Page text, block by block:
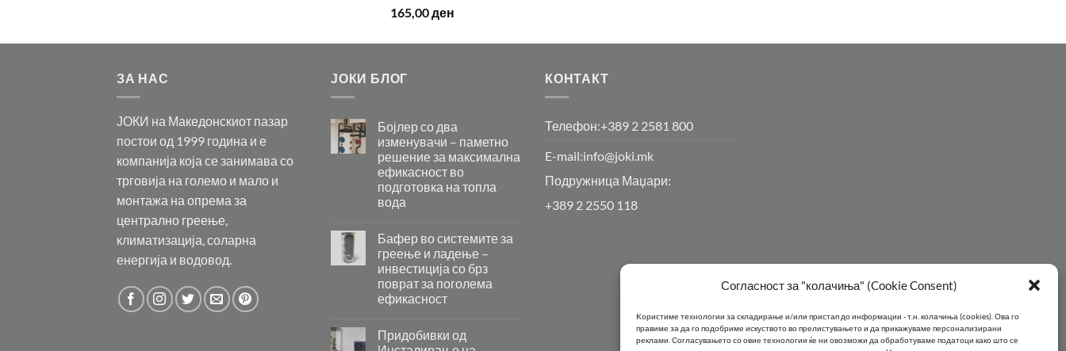
Согласност за "колачиња" (Cookie Consent)
Kористиме технологии за складирање и/или пристап до информации - т.н. колачиња (cookies).Ова го
правиме за да го подобриме искуството во прелистувањето и да прикажуваме персонализирани
реклами.Согласувањето со овие технологии ќе ни овозможи да обработуваме податоци како што се
165,00 ден
ЗА НАС
ЈОКИ на Македонскиот пазар
постои од 1999 година и е
компанија која се занимава со
трговија на големо и мало и
монтажа на опрема за
централно греење,
климатизација, соларна
енергија и водовод.
ЈОКИ БЛОГ
Бојлер со два
изменувачи – паметно
решение за максимална
ефикасност во
подготовка на топла
вода
со
изменувачи
–
паметно
решение
ефикасност
Бафер во системите за
греење и ладење –
инвестиција со брз
поврат за поголема
ефикасност
во
системите
Придобивки од
КОНТАКТ
Телефон:+389 2 2581 800
E-mail:info@joki.mk
Подружница Маџари:
+389 2 2550 118